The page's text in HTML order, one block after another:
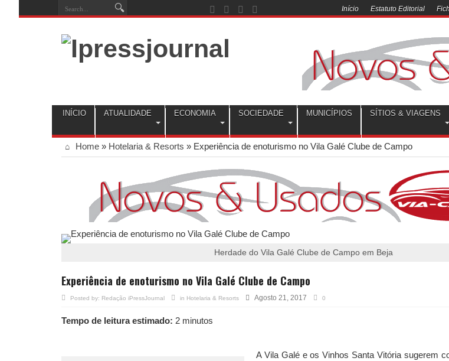
Início Estatuto Editorial
INÍCIO ATUALIDADE ECONOMIA SOCIEDADE MUNICÍPIOS SÍTIOS & VIAGENS
Home » Hotelaria & Resorts » Experiência de enoturismo no Vila Galé Clube de Campo
Herdade do Vila Galé Clube de Campo em Beja
Experiência de enoturismo no Vila Galé Clube de Campo
Posted by: Redação iPressJournal in Hotelaria & Resorts Agosto 21, 2017 0
Tempo de leitura estimado: 2 minutos
A Vila Galé e os Vinhos Santa Vitória sugerem